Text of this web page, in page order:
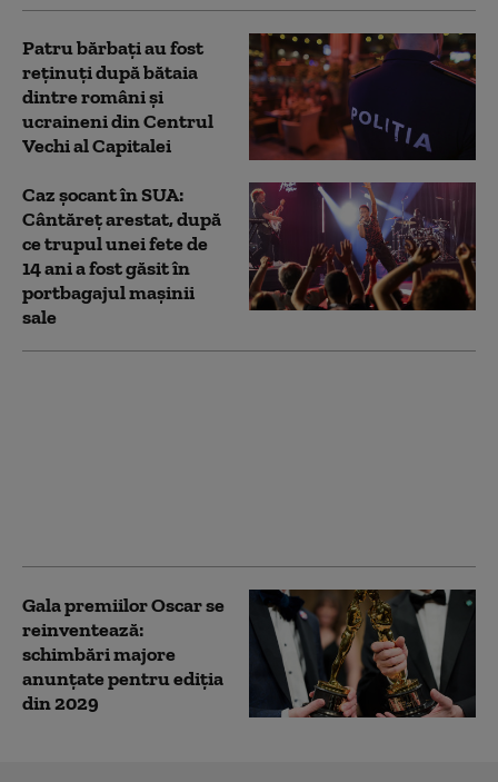
Patru bărbați au fost
reținuți după bătaia
dintre români și
ucraineni din Centrul
Vechi al Capitalei
Caz șocant în SUA:
Cântăreț arestat, după
ce trupul unei fete de
14 ani a fost găsit în
portbagajul mașinii
sale
Gala premiilor Oscar se
reinventează:
schimbări majore
anunțate pentru ediția
din 2029